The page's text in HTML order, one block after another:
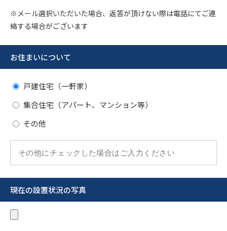
※メール選択いただいた場合、返答が頂けない際は電話にてご連
絡する場合がございます
お住まいについて
戸建住宅（一軒家）
集合住宅（アパート、マンション等）
その他
現在の設置状況の写真